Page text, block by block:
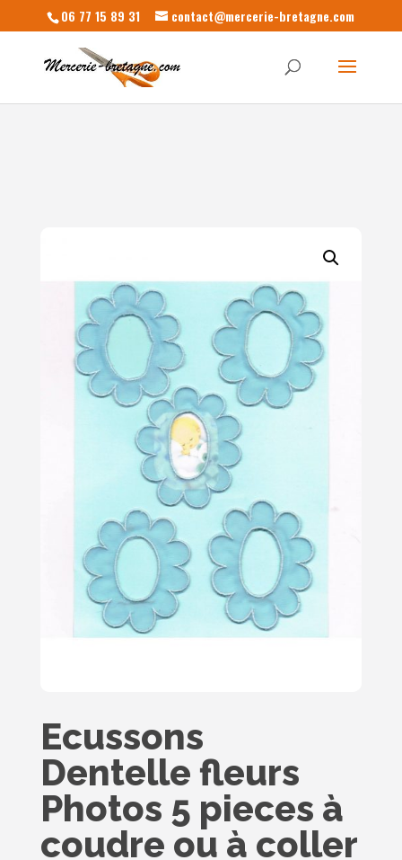
06 77 15 89 31 contact@mercerie-bretagne.com
Ecussons
Dentelle fleurs
Photos 5 pieces à
coudre ou à coller